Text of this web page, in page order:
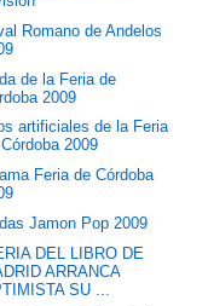
Romano de Andelos
de la Feria de
2009
artificiales de la Feria
2009
Feria de Córdoba
Jamon Pop 2009
DEL LIBRO DE
ARRANCA
SU ...